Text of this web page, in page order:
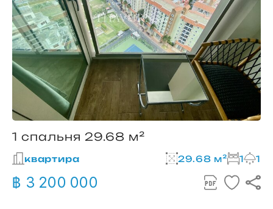
1 спальня 29.68 м²
квартира 29.68 м² 1 1
฿ 3 200 000